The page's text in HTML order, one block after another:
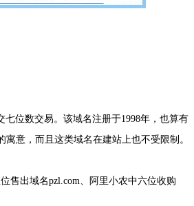
位数交易。该域名注册于1998年，也算有
意，而且这类域名在建站上也不受限制。
售出域名pzl.com、阿里小农中六位收购